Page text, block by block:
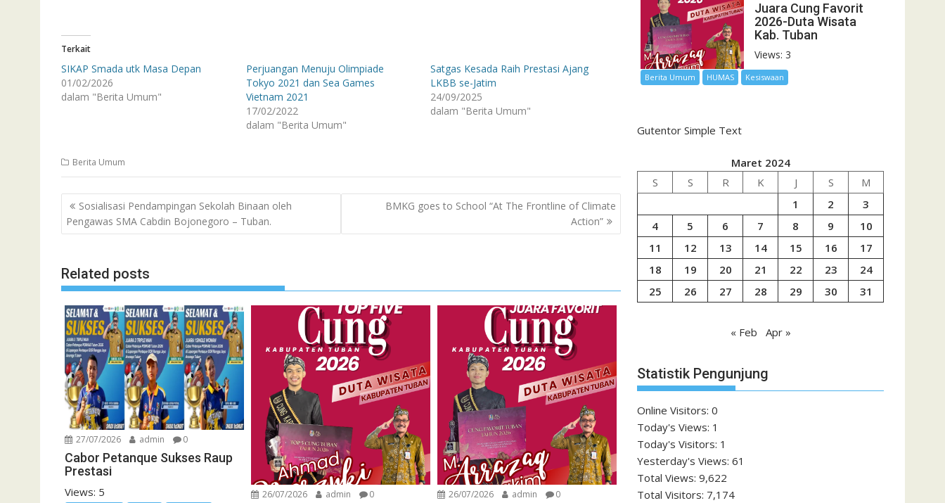
Terkait
SIKAP Smada utk Masa Depan
01/02/2026
dalam "Berita Umum"
Perjuangan Menuju Olimpiade
Tokyo 2021 dan Sea Games
Vietnam 2021
17/02/2022
dalam "Berita Umum"
Satgas Kesada Raih Prestasi Ajang
LKBB se-Jatim
24/09/2025
dalam "Berita Umum"
Berita Umum
Navigasi
pos
Sosialisasi Pendampingan Sekolah Binaan oleh
Pengawas SMA Cabdin Bojonegoro – Tuban.
BMKG goes to School “At The Frontline of Climate
Action”
Related posts
27/07/2026 admin 0
Cabor Petanque Sukses Raup
Prestasi
Views: 5 26/07/2026 admin 0 26/07/2026 admin 0
Juara Cung Favorit
2026-Duta Wisata
Kab. Tuban
Views: 3
Berita Umum HUMAS Kesiswaan
Gutentor Simple Text
Maret 2024
S
S R K J S
M
1
2
3
4
5 6 7 8 9
10
11
12 13 14 15 16
17
18
19 20 21 22 23
24
25
26 27 28 29 30 31
« Feb Apr »
Statistik Pengunjung
Online Visitors: 0
Today's Views: 1
Today's Visitors: 1
Yesterday's Views: 61
Total Views: 9,622
Total Visitors: 7,174